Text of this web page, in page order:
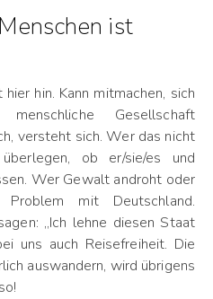
ist
hin. Kann mitmachen, sich
Gesellschaft
versteht sich. Wer das nicht
ob er/sie/es und
Wer Gewalt androht oder
mit Deutschland.
„Ich lehne diesen Staat
uns auch Reisefreiheit. Die
auswandern, wird übrigens